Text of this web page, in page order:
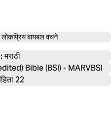
बायबल वचने
मराठी
Bible (BSI) - MARVBSI
22